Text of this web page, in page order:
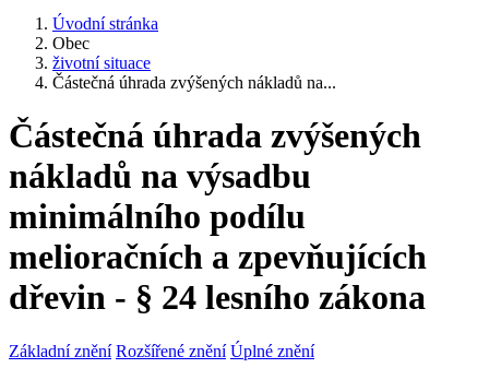
Úvodní stránka
Obec
životní situace
Částečná úhrada zvýšených nákladů na...
Částečná úhrada zvýšených
nákladů na výsadbu
minimálního podílu
melioračních a zpevňujících
dřevin - § 24 lesního zákona
Základní znění Rozšířené znění Úplné znění